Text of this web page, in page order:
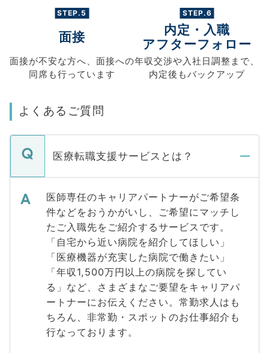
STEP.5
面接
面接が不安な方へ、 面接への
同席も行っています
STEP.6
内定・入職
アフターフォロー
年収交渉や入社日調整まで、
内定後もバックアップ
よくあるご質問
医療転職支援サービスとは？
医師専任のキャリアパートナーがご希望条
件などをおうかがいし、ご希望にマッチし
たご入職先をご紹介するサービスです。
「自宅から近い病院を紹介してほしい」
「医療機器が充実した病院で働きたい」
「年収1,500万円以上の病院を探してい
る」など、さまざまなご要望をキャリアパ
ートナーにお伝えください。常勤求人はも
ちろん、非常勤・スポットのお仕事紹介も
行なっております。